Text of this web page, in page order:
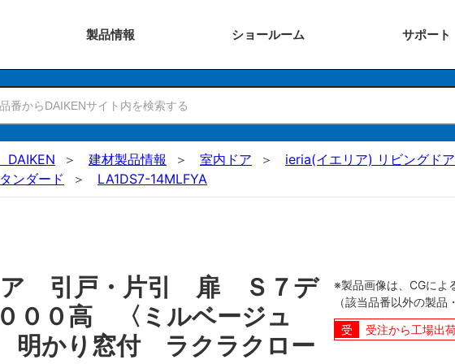
製品情報 ショールーム サポート
DAIKEN 建材製品情報 室内ドア
ieria(イエリア) リビングド
ンダード
LA1DS7-14MLFYA
ア 引戸・片引 扉 Ｓ７デ
０高 〈ミルベージュ
かり窓付 ラクラクロー
※製品画像は、CGによ
（該当品番以外の製品
受注から工場出